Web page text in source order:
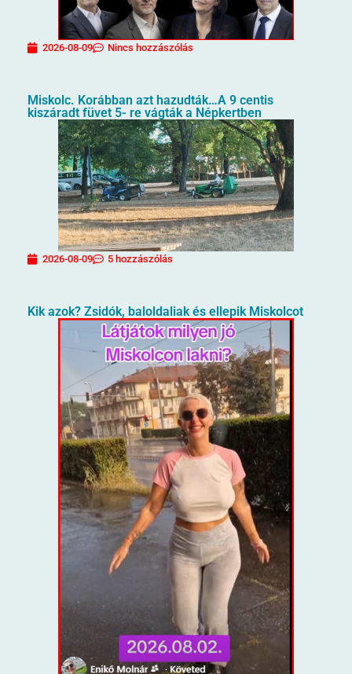
2026-08-09 Nincs hozzászólás
Miskolc. Korábban azt hazudták…A 9 centis
kiszáradt füvet 5- re vágták a Népkertben
2026-08-09 5 hozzászólás
Kik azok? Zsidók, baloldaliak és ellepik Miskolcot